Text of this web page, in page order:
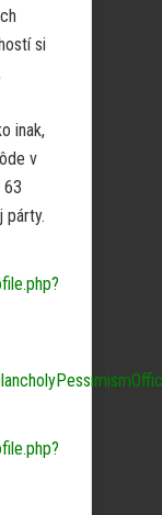
si
inak,
v
63
párty.